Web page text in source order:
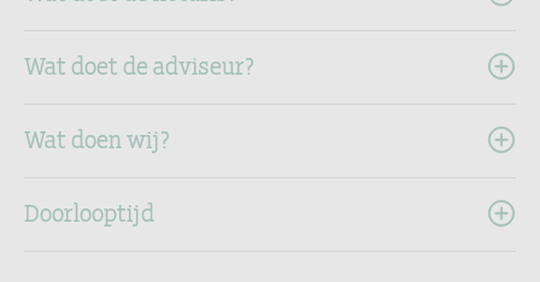
Wat doet de adviseur?
Wat doen wij?
Doorlooptijd